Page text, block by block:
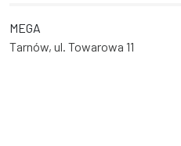
MEGA
Tarnów, ul. Towarowa 11